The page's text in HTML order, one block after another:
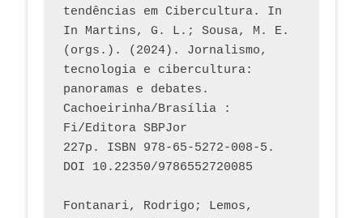
tendências em Cibercultura. In
In Martins, G. L.; Sousa, M. E.
(orgs.). (2024). Jornalismo,
tecnologia e cibercultura:
panoramas e debates.
Cachoeirinha/Brasília :
Fi/Editora SBPJor
227p. ISBN 978-65-5272-008-5.
DOI 10.22350/9786552720085
Fontanari, Rodrigo; Lemos,